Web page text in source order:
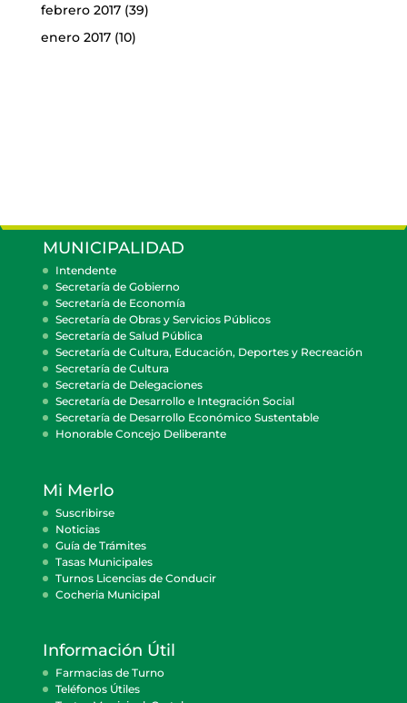
febrero 2017(39)
enero 2017(10)
MUNICIPALIDAD
Intendente
Secretaría de Gobierno
Secretaría de Economía
Secretaría de Obras y Servicios Públicos
Secretaría de Salud Pública
Secretaría de Cultura, Educación, Deportes y Recreación
Secretaría de Cultura
Secretaría de Delegaciones
Secretaría de Desarrollo e Integración Social
Secretaría de Desarrollo Económico Sustentable
Honorable Concejo Deliberante
Mi Merlo
Suscribirse
Noticias
Guía de Trámites
Tasas Municipales
Turnos Licencias de Conducir
Cocheria Municipal
Información Útil
Farmacias de Turno
Teléfonos Útiles